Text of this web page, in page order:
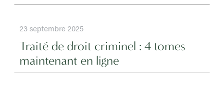
23 septembre 2025
Traité de droit criminel : 4 tomes
maintenant en ligne